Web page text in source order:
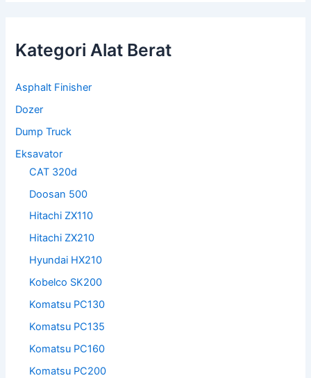
Kategori Alat Berat
Asphalt Finisher
Dozer
Dump Truck
Eksavator
CAT 320d
Doosan 500
Hitachi ZX110
Hitachi ZX210
Hyundai HX210
Kobelco SK200
Komatsu PC130
Komatsu PC135
Komatsu PC160
Komatsu PC200